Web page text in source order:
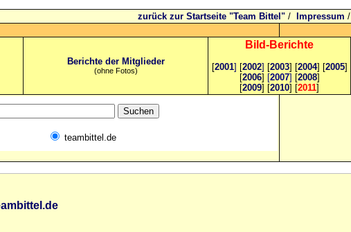
zurück zur Startseite "Team Bittel"/ Impressum /
Berichte der Mitglieder
(ohne Fotos)
Bild-Berichte
[2001] [2002] [2003] [2004] [2005]
[2006] [2007] [2008]
[2009] [2010] [2011]
teambittel.de